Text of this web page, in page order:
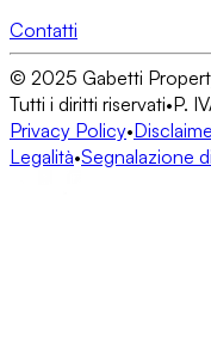
Contatti
© 2025 Gabetti
Tutti i diritti riservati•P.
Privacy Policy•
Legalità•Segnalazione